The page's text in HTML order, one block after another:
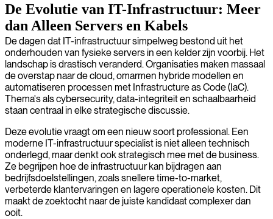
De Evolutie van IT-Infrastructuur: Meer
dan Alleen Servers en Kabels
De dagen dat IT-infrastructuur simpelweg bestond uit het
onderhouden van fysieke servers in een kelder zijn voorbij. Het
landschap is drastisch veranderd. Organisaties maken massaal
de overstap naar de cloud, omarmen hybride modellen en
automatiseren processen met Infrastructure as Code (IaC).
Thema's als cybersecurity, data-integriteit en schaalbaarheid
staan centraal in elke strategische discussie.
Deze evolutie vraagt om een nieuw soort professional. Een
moderne IT-infrastructuur specialist is niet alleen technisch
onderlegd, maar denkt ook strategisch mee met de business.
Ze begrijpen hoe de infrastructuur kan bijdragen aan
bedrijfsdoelstellingen, zoals snellere time-to-market,
verbeterde klantervaringen en lagere operationele kosten. Dit
maakt de zoektocht naar de juiste kandidaat complexer dan
ooit.